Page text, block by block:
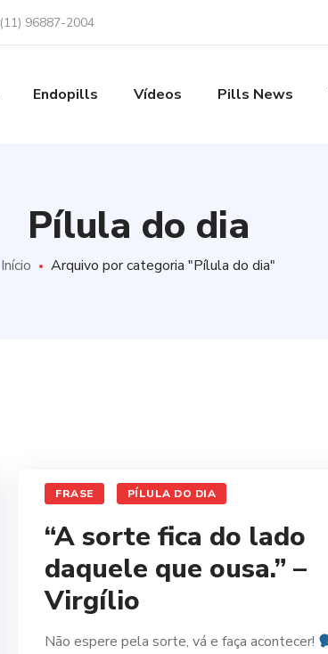
(11) 96887-2004
Endopills Vídeos Pills News
Pílula do dia
Início Arquivo por categoria "Pílula do dia"
FRASE PÍLULA DO DIA
“A sorte fica do lado
daquele que ousa.” –
Virgílio
Não espere pela sorte, vá e faça acontecer!